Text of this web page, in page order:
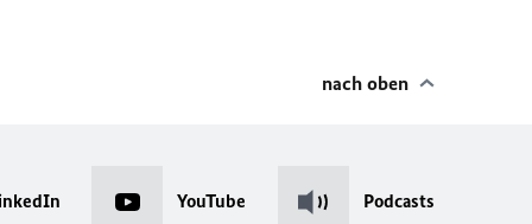
nach oben
YouTube Podcasts